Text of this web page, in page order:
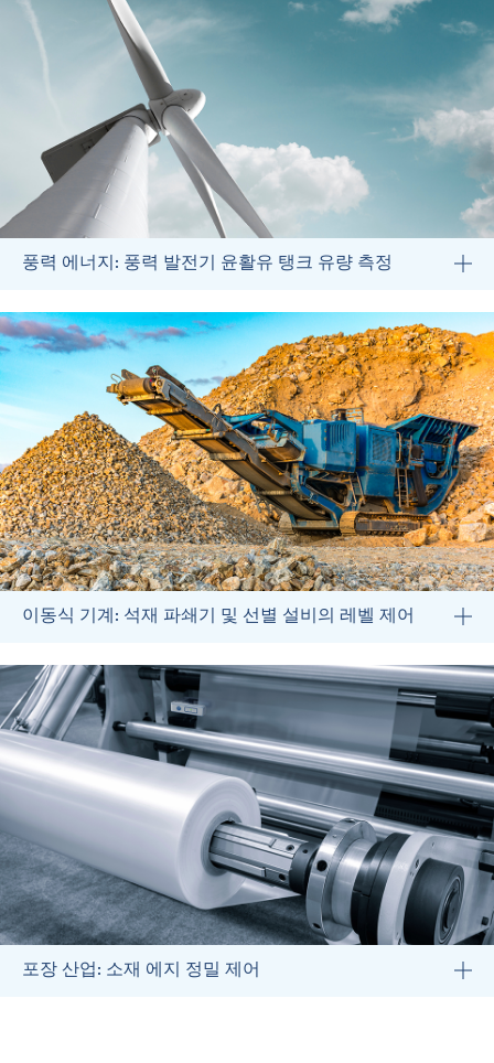
풍력 에너지: 풍력 발전기 윤활유 탱크 유량 측정
이동식 기계: 석재 파쇄기 및 선별 설비의 레벨 제어
포장 산업: 소재 에지 정밀 제어